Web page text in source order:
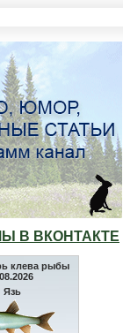
В ВКОНТАКТЕ
клева рыбы
Язь